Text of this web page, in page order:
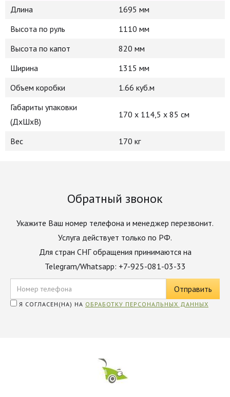
Длина
1695 мм
Высота по руль
1110 мм
Высота по капот
820 мм
Ширина
1315 мм
Объем коробки
1.66 куб.м
Габариты упаковки
(ДхШхВ)
170 х 114,5 х 85 см
Вес 170 кг
Обратный звонок
Укажите Ваш номер телефона и менеджер перезвонит.
Услуга действует только по РФ.
Для стран СНГ обращения принимаются на
Telegram/Whatsapp: +7-925-081-03-33
Я СОГЛАСЕН(НА) НА ОБРАБОТКУ ПЕРСОНАЛЬНЫХ ДАННЫХ